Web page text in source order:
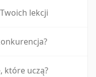
lekcji
które uczą?